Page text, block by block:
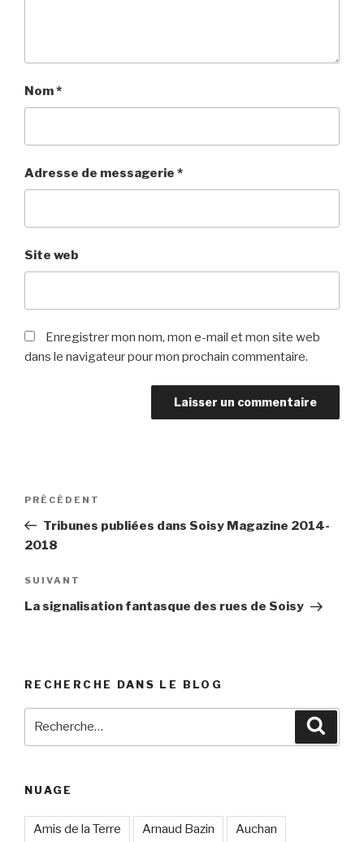
Nom*
Adresse de messagerie *
Site web
Enregistrer mon nom, mon e-mail et mon site web
dans le navigateur pour mon prochain commentaire.
Navigation
l’article
Article
précédent
PRÉCÉDENT
Tribunes publiées dans Soisy Magazine 2014-
2018
Article
suivant
SUIVANT
La signalisation fantasque des rues de Soisy
RECHERCHE DANS LE BLOG
NUAGE
Amis de la Terre Arnaud Bazin Auchan